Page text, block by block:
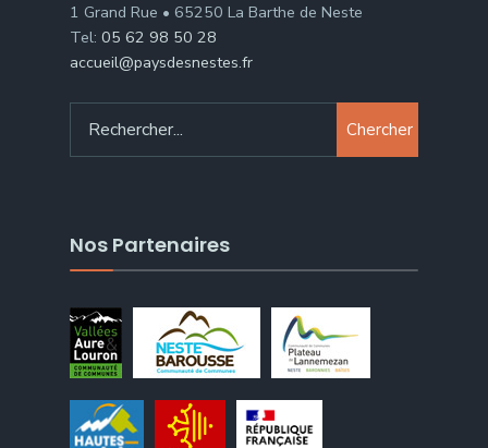
1 Grand Rue • 65250 La Barthe de Neste
Tel: 05 62 98 50 28
accueil@paysdesnestes.fr
Chercher
Nos Partenaires